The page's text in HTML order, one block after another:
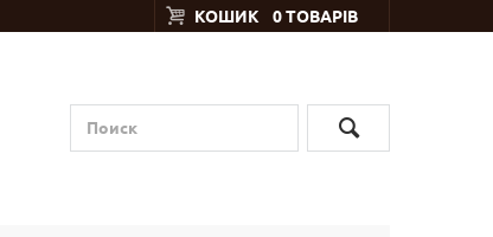
КОШИК 0 ТОВАРІВ